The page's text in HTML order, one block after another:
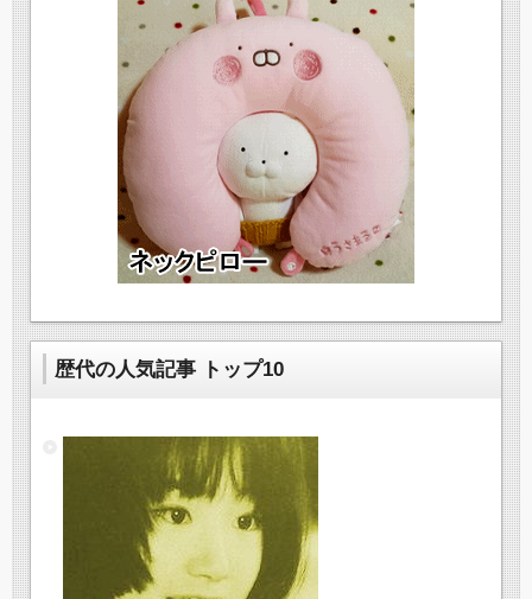
歴代の人気記事 トップ10